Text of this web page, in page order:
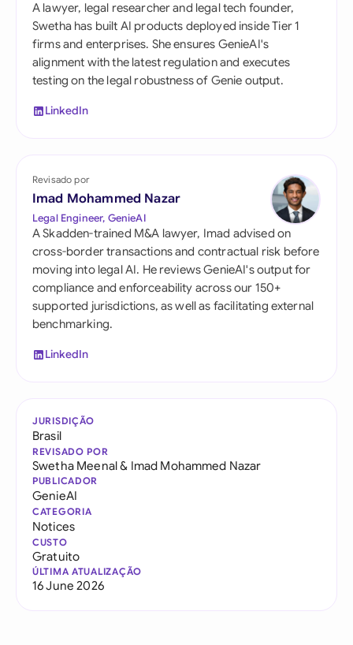
A lawyer, legal researcher and legal tech founder,
Swetha has built AI products deployed inside Tier 1
firms and enterprises. She ensures GenieAI's
alignment with the latest regulation and executes
testing on the legal robustness of Genie output.
LinkedIn
Revisado por
Imad Mohammed Nazar
Legal Engineer, GenieAI
A Skadden-trained M&A lawyer, Imad advised on
cross-border transactions and contractual risk before
moving into legal AI. He reviews GenieAI's output for
compliance and enforceability across our 150+
supported jurisdictions, as well as facilitating external
benchmarking.
LinkedIn
JURISDIÇÃO
Brasil
REVISADO POR
Swetha Meenal& Imad Mohammed Nazar
PUBLICADOR
GenieAI
CATEGORIA
Notices
CUSTO
Gratuito
ÚLTIMA ATUALIZAÇÃO
16 June 2026